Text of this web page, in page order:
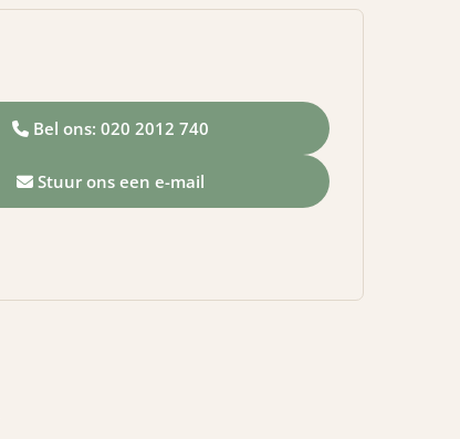
Bel ons: 020 2012 740
Stuur ons een e-mail